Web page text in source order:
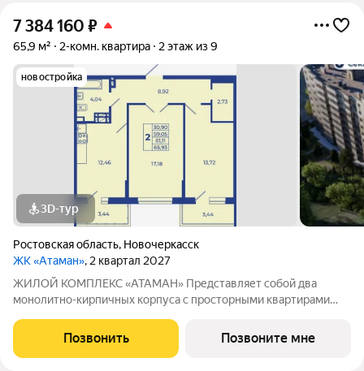
7 384 160 ₽
65,9 м² 2-комн. квартира 2 этаж из 9
новостройка
3D-тур
Ростовская область, Новочеркасск
ЖК «Атаман», 2 квартал 2027
ЖИЛОЙ КОМПЛЕКС «АТАМАН» Представляет собой два
монолитно-кирпичных корпуса с просторными квартирами
территории организовано озеленение, детские и спортивные
площадки с зонами для отдыха. Рядом
Позвонить Позвоните мне